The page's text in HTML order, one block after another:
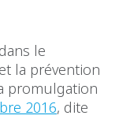
le
la prévention
promulgation
2016, dite